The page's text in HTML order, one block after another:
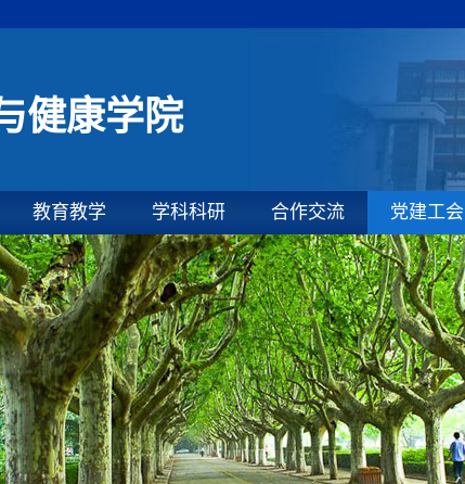
健康学院
教育教学 学科科研 合作交流 党建工会